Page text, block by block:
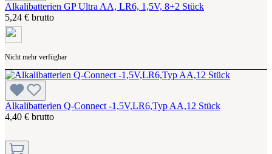
Alkalibatterien GP Ultra AA, LR6, 1,5V, 8+2 Stück
5,24 € brutto
Nicht mehr verfügbar
Alkalibatterien Q-Connect -1,5V,LR6,Typ AA,12 Stück
4,40 € brutto